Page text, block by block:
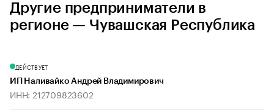
Другие предприниматели в
регионе — Чувашская Республика
ДЕЙСТВУЕТ
ИП Наливайко Андрей Владимирович
ИНН: 212709823602